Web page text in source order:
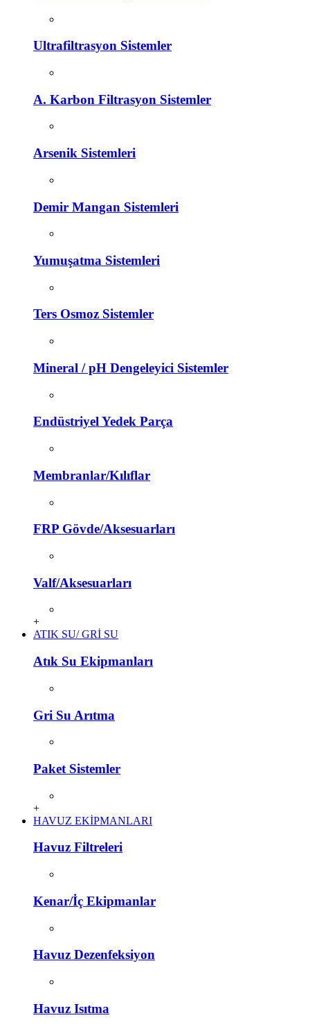
Ultrafiltrasyon Sistemler
A. Karbon Filtrasyon Sistemler
Arsenik Sistemleri
Demir Mangan Sistemleri
Yumuşatma Sistemleri
Ters Osmoz Sistemler
Mineral / pH Dengeleyici Sistemler
Endüstriyel Yedek Parça
Membranlar/Kılıflar
FRP Gövde/Aksesuarları
Valf/Aksesuarları
+
ATIK SU/ GRİ SU
Atık Su Ekipmanları
Gri Su Arıtma
Paket Sistemler
+
HAVUZ EKİPMANLARI
Havuz Filtreleri
Kenar/İç Ekipmanlar
Havuz Dezenfeksiyon
Havuz Isıtma